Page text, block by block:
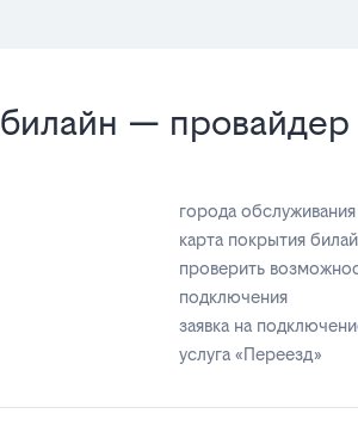
билайн —
города обслуживания
карта покрытия
проверить
подключения
заявка на
услуга «Переезд»